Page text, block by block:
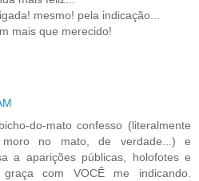
mesmo! pela indicação...
mais que merecido!
do-mato confesso (literalmente
no mato, de verdade...) e
a aparições públicas, holofotes e
com VOCÊ me indicando.